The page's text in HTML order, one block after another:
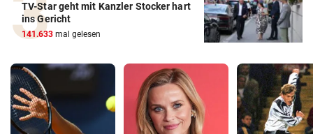
TV-Star geht mit Kanzler Stocker hart
ins Gericht
141.633 mal gelesen